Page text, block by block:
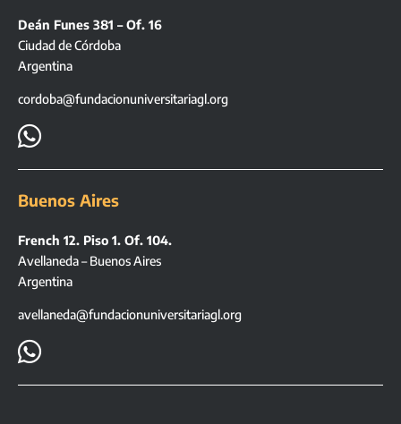
Deán Funes 381 – Of. 16
Ciudad de Córdoba
Argentina
cordoba@fundacionuniversitariagl.org

Buenos Aires
French 12. Piso 1. Of. 104.
Avellaneda – Buenos Aires
Argentina
avellaneda@fundacionuniversitariagl.org
